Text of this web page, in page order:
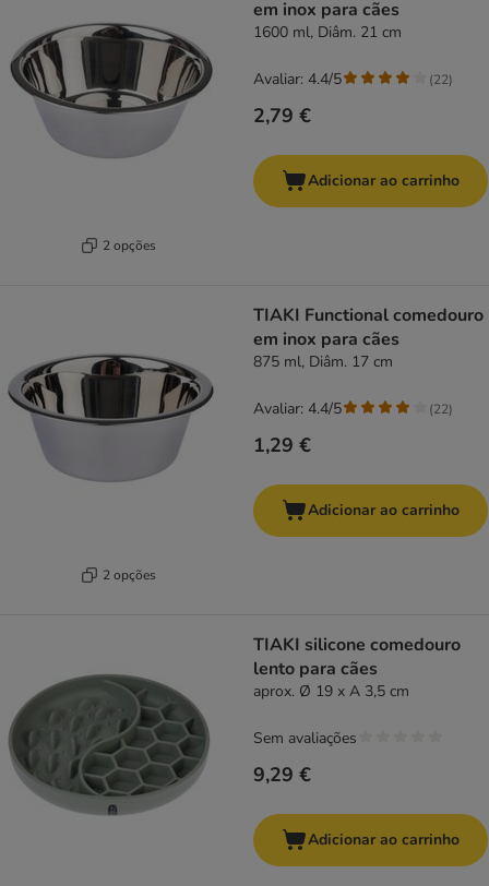
2 opções
em inox para cães
1600 ml, Diâm. 21 cm
2,79 €
Avaliar: 4.4/5 (22)
Adicionar ao carrinho
2 opções
TIAKI Functional comedouro
em inox para cães
875 ml, Diâm. 17 cm
1,29 €
Avaliar: 4.4/5 (22)
Adicionar ao carrinho
TIAKI silicone comedouro
lento para cães
aprox. Ø 19 x A 3,5 cm
9,29 €
Sem avaliações
Adicionar ao carrinho